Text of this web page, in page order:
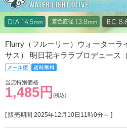
Flurry（フルーリー）ウォーターラ
サス） 明日花キララプロデュース
当店特別価格
1,485円 (税込)
[ 販売期間 2025年12月10日11時0分～ ]